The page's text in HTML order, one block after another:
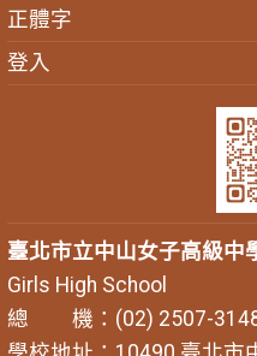
正體字
登入
臺北市立中山女子高級中
Girls High School
總 機：(02) 2507-